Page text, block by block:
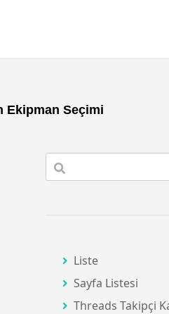
Ekipman Seçimi
Liste
Sayfa Listesi
Threads Takipçi